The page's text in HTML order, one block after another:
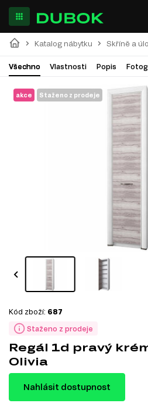
Katalog nábytku Skříně a
Všechno Vlastnosti Popis
akce Staženo z prodeje
Staženo z prodeje
Kód zboží: 687
Regál 1d pravý
Olivia
Nahlásit dostupnost